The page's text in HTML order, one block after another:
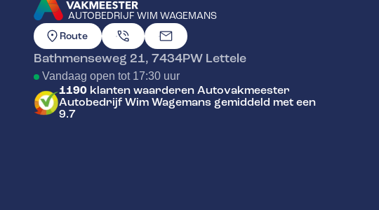
AUTOBEDRIJF WIM WAGEMANS
GA NAAR DE HOMEPAGINA
Route
Bathmenseweg 21, 7434PW Lettele
Vandaag open tot 17:30 uur
1190 klanten waarderen Autovakmeester
Autobedrijf Wim Wagemans gemiddeld met een
9.7